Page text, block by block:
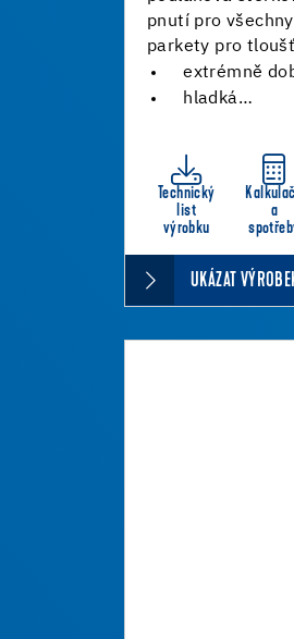
pnutí pro
parkety pro
extrémně
hladká…
Technický
list
výrobku
a
UKÁZAT